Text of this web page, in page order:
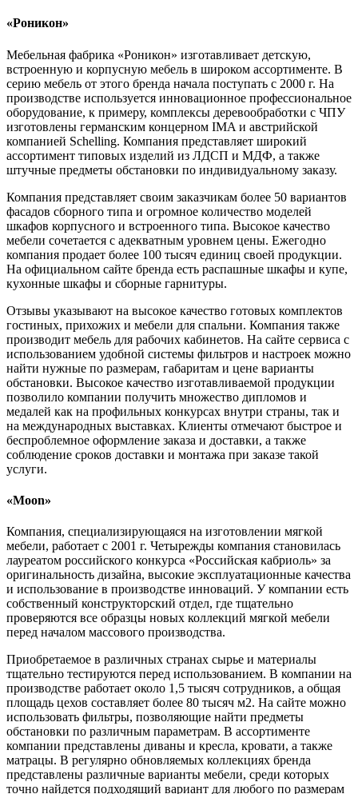
«Роникон»
Мебельная фабрика «Роникон» изготавливает детскую,
встроенную и корпусную мебель в широком ассортименте. В
серию мебель от этого бренда начала поступать с 2000 г. На
производстве используется инновационное профессиональное
оборудование, к примеру, комплексы деревообработки с ЧПУ
изготовлены германским концерном IMA и австрийской
компанией Schelling. Компания представляет широкий
ассортимент типовых изделий из ЛДСП и МДФ, а также
штучные предметы обстановки по индивидуальному заказу.
Компания представляет своим заказчикам более 50 вариантов
фасадов сборного типа и огромное количество моделей
шкафов корпусного и встроенного типа. Высокое качество
мебели сочетается с адекватным уровнем цены. Ежегодно
компания продает более 100 тысяч единиц своей продукции.
На официальном сайте бренда есть распашные шкафы и купе,
кухонные шкафы и сборные гарнитуры.
Отзывы указывают на высокое качество готовых комплектов
гостиных, прихожих и мебели для спальни. Компания также
производит мебель для рабочих кабинетов. На сайте сервиса с
использованием удобной системы фильтров и настроек можно
найти нужные по размерам, габаритам и цене варианты
обстановки. Высокое качество изготавливаемой продукции
позволило компании получить множество дипломов и
медалей как на профильных конкурсах внутри страны, так и
на международных выставках. Клиенты отмечают быстрое и
беспроблемное оформление заказа и доставки, а также
соблюдение сроков доставки и монтажа при заказе такой
услуги.
«Moon»
Компания, специализирующаяся на изготовлении мягкой
мебели, работает с 2001 г. Четырежды компания становилась
лауреатом российского конкурса «Российская кабриоль» за
оригинальность дизайна, высокие эксплуатационные качества
и использование в производстве инноваций. У компании есть
собственный конструкторский отдел, где тщательно
проверяются все образцы новых коллекций мягкой мебели
перед началом массового производства.
Приобретаемое в различных странах сырье и материалы
тщательно тестируются перед использованием. В компании на
производстве работает около 1,5 тысяч сотрудников, а общая
площадь цехов составляет более 80 тысяч м2. На сайте можно
использовать фильтры, позволяющие найти предметы
обстановки по различным параметрам. В ассортименте
компании представлены диваны и кресла, кровати, а также
матрацы. В регулярно обновляемых коллекциях бренда
представлены различные варианты мебели, среди которых
точно найдется подходящий вариант для любого по размерам